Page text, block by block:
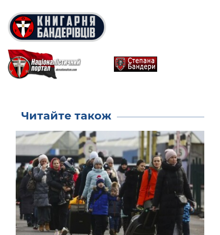
Читайте також